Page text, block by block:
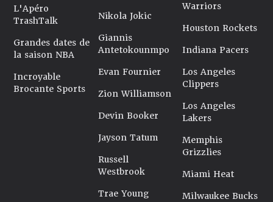
L'Apéro
TrashTalk
Grandes dates de
la saison NBA
Incroyable
Brocante Sports
Nikola Jokic
Giannis
Antetokounmpo
Evan Fournier
Zion Williamson
Devin Booker
Jayson Tatum
Russell
Westbrook
Trae Young
Warriors
Houston Rockets
Indiana Pacers
Los Angeles
Clippers
Los Angeles
Lakers
Memphis
Grizzlies
Miami Heat
Milwaukee Bucks